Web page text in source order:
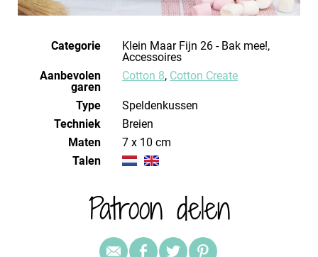
Categorie
Klein Maar Fijn 26 - Bak mee!,
Accessoires
Aanbevolen
garen
Cotton 8, Cotton Create
Type
Speldenkussen
Techniek
breien
Maten
7 x 10 cm
Talen
Patroon delen